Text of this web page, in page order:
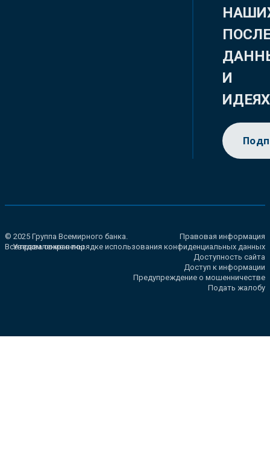
И
ИДЕЯХ
© 2025 Группа Всемирного банка.
Все права сохранены.
Правовая информация
Уведомление о порядке использования конфиденциальных данных
Доступность сайта
Доступ к информации
Предупреждение о мошенничестве
Подать жалобу